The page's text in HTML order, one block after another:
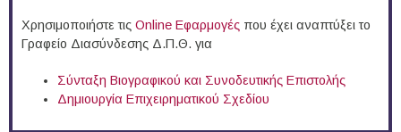
Χρησιμοποιήστε τις Online Eφαρμογές που έχει αναπτύξει το
Γραφείο Διασύνδεσης Δ.Π.Θ. για
Σύνταξη Βιογραφικού και Συνοδευτικής Επιστολής
Δημιουργία Επιχειρηματικού Σχεδίου